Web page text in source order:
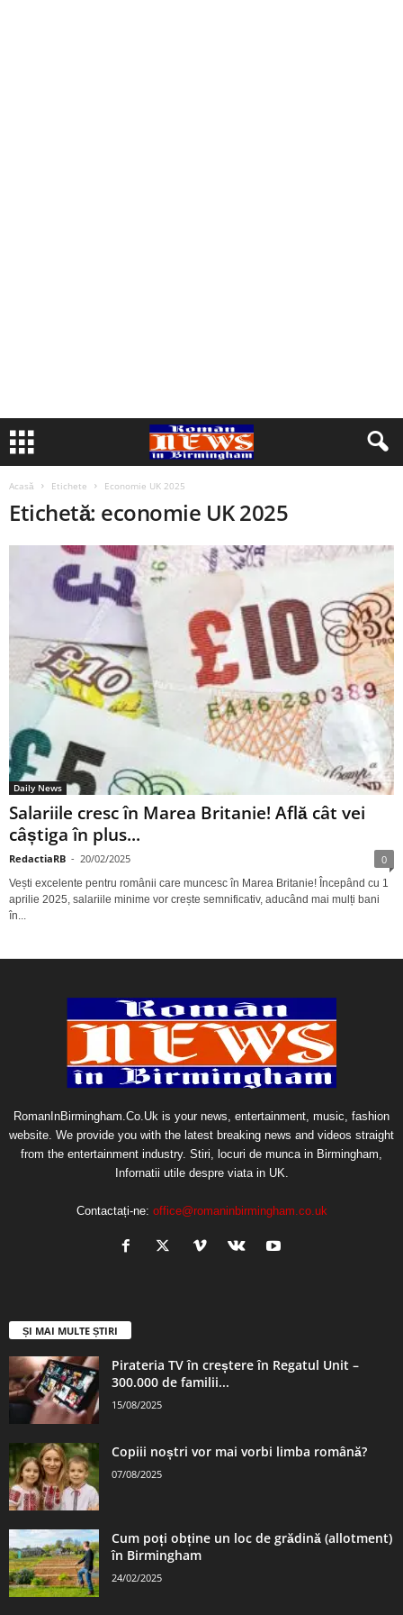
Acasă Etichete Economie UK 2025
Etichetă: economie UK 2025
Daily News
Salariile cresc în Marea Britanie! Află cât vei
câștiga în plus...
RedactiaRB - 20/02/2025 0
Vești excelente pentru românii care muncesc în Marea Britanie! Începând cu 1
aprilie 2025, salariile minime vor crește semnificativ, aducând mai mulți bani
în...
RomanInBirmingham.Co.Uk is your news, entertainment, music, fashion
website. We provide you with the latest breaking news and videos straight
from the entertainment industry. Stiri, locuri de munca in Birmingham,
Infornatii utile despre viata in UK.
Contactați-ne: office@romaninbirmingham.co.uk
ȘI MAI MULTE ȘTIRI
Pirateria TV în creștere în Regatul Unit –
300.000 de familii...
15/08/2025
Copiii noștri vor mai vorbi limba română?
07/08/2025
Cum poți obține un loc de grădină (allotment)
în Birmingham
24/02/2025